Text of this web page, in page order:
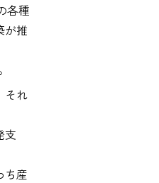
各種
が推
それ
支
ち産